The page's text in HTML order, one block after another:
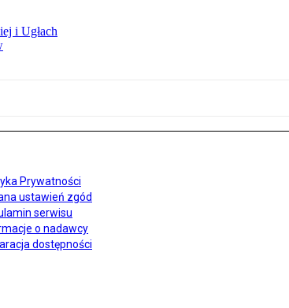
i Ugłach
Prywatności
ustawień zgód
serwisu
o nadawcy
dostępności